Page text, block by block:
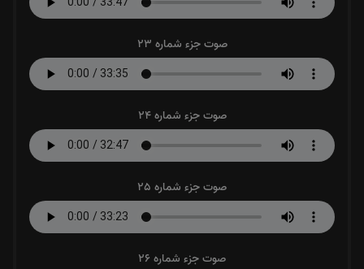
صوت جزء شماره 23
صوت جزء شماره 24
صوت جزء شماره 25
صوت جزء شماره 26